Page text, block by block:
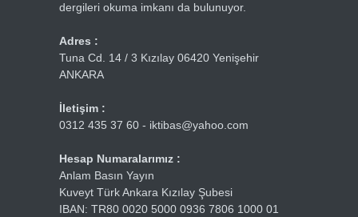
dergileri okuma imkanı da bulunuyor.
Adres :
Tuna Cd. 14 / 3 Kızılay 06420 Yenişehir
ANKARA
İletişim :
0312 435 37 60 - iktibas@yahoo.com
Hesap Numaralarımız :
Anlam Basın Yayın
Kuveyt Türk Ankara Kızılay Şubesi
IBAN: TR80 0020 5000 0936 7806 1000 01